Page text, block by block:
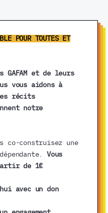
POUR TOUTES ET
GAFAM et de leurs
vous aidons à
récits
notre
co-construisez une
Vous
de 1€
avec un don